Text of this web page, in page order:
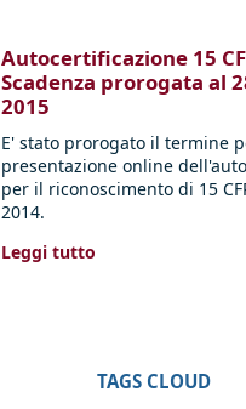
Autocertificazione 15
Scadenza prorogata al
2015
E' stato prorogato il termine
presentazione online
per il riconoscimento di 15
2014.
Leggi tutto
TAGS CLOUD